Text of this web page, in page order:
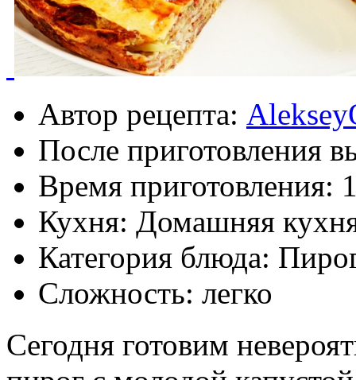
Автор рецепта:
После приготовления
Время приготовления:
Кухня: Домашняя
Категория блюда:
Сложность: легко
Сегодня готовим